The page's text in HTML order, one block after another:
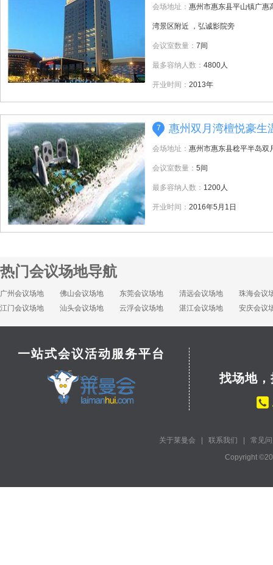
会场地址： 惠州市惠东县平山镇广惠
湾景区附近 ，弘诚影院旁
会议室数量： 7间
最多容纳人数： 4800人
开业时间： 2013年
7 惠州双月湾檀悦豪生
会场地址： 惠州市惠东县稔平半岛双
会议室数量： 5间
最多容纳人数： 1200人
开业时间： 2016年5月1日
热门会议场地导航
广州会议场地 佛山会议场地 东莞会议场地 清远会议场地
珠海会议
江门会议场地
汕头会议场地 云浮会议场地 湛江会议场地 安庆会议
一站式会议活动服务平台
找场地
关于莱曼会 联系我们
常见
Copyright